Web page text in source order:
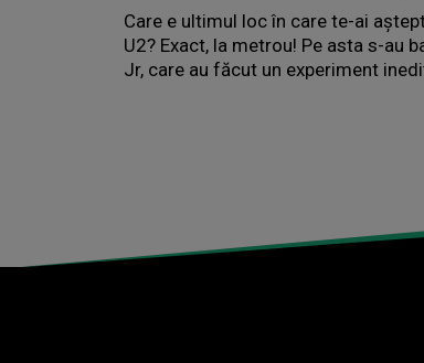
Care e ultimul loc în care te-ai
U2? Exact, la metrou! Pe asta s-au
Jr, care au făcut un experiment